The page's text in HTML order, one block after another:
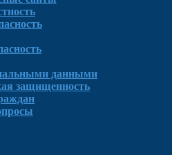
данными
защищенность